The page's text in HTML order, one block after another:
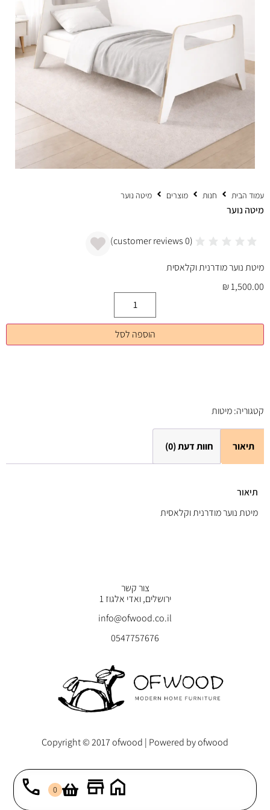
0
עמוד הבית חנות מוצרים מיטה נוער
מיטה נוער
(
0
מיטת נוער מודרנית וקלאסית
₪1,500.00
הוספה לסל
קטגוריה:מיטות
תיאור חוות דעת (0)
תיאור
מיטת נוער מודרנית וקלאסית
צור קשר
ירושלים, ואדי אלגוז 1
info@ofwood.co.il
0547757676
Copyright © 2017 ofwood | Powered by ofwood